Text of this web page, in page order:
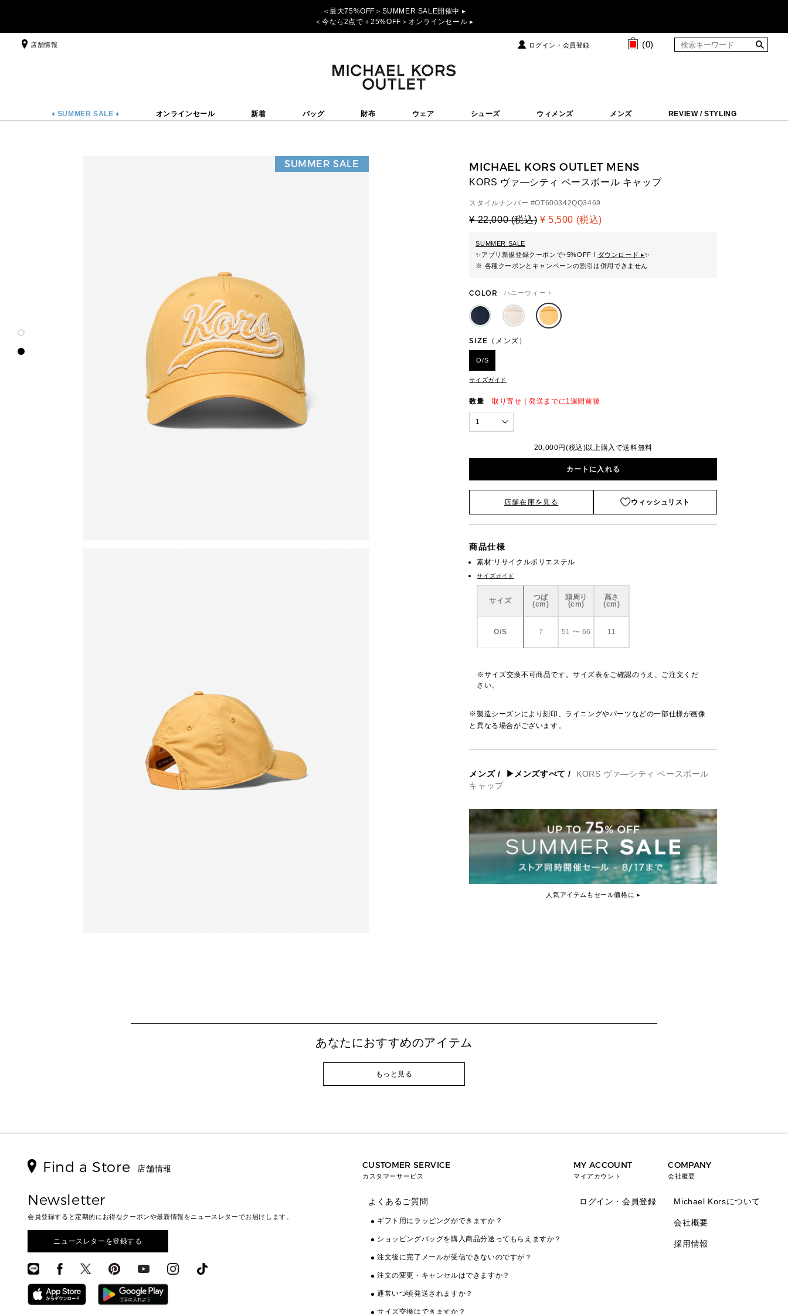
＜最大75%OFF＞SUMMER SALE開催中 ▸
＜今なら2点で＋25%OFF＞オンラインセール ▸
店舗情報 ログイン・会員登録 (0)
♦ SUMMER SALE ♦ オンラインセール 新着 バッグ 財布 ウェア シューズ ウィメンズ メンズ REVIEW / STYLING
SUMMER SALE MICHAEL KORS OUTLET MENS
KORS ヴァ―シティ ベースボール キャップ
スタイルナンバー #OT600342QQ3469
¥ 22,000 (税込) ¥ 5,500 (税込)
SUMMER SALE
✨アプリ新規登録クーポンで+5%OFF ! ダウンロード ▸✨
※ 各種クーポンとキャンペーンの割引は併用できません
COLOR ハニーウィート
SIZE（メンズ）
O/S
サイズガイド
数量 取り寄せ｜発送までに1週間前後
1
20,000円(税込)以上購入で送料無料
カートに入れる
店舗在庫を見る ウィッシュリスト
商品仕様
素材:リサイクルポリエステル
サイズガイド
サイズ
つば
(cm)
頭周り
(cm)
高さ
(cm)
O/S 7 51 〜 66 11
※サイズ交換不可商品です。サイズ表をご確認のうえ、ご注文くだ
さい。
※製造シーズンにより刻印、ライニングやパーツなどの一部仕様が画像
と異なる場合がございます。
メンズ/ ▶メンズすべて /
KORS ヴァ―シティ ベースボール
キャップ
人気アイテムもセール価格に ▸
あなたにおすすめのアイテム
もっと見る
Find a Store 店舗情報
Newsletter
会員登録すると定期的にお得なクーポンや最新情報をニュースレターでお届けします。
ニュースレターを登録する
CUSTOMER SERVICE
カスタマーサービス
よくあるご質問
ギフト用にラッピングができますか？
ショッピングバッグを購入商品分送ってもらえますか？
注文後に完了メールが受信できないのですが？
注文の変更・キャンセルはできますか？
通常いつ頃発送されますか？
サイズ交換はできますか？
MY ACCOUNT
マイアカウント
ログイン・会員登録
COMPANY
会社概要
Michael Korsについて
会社概要
採用情報